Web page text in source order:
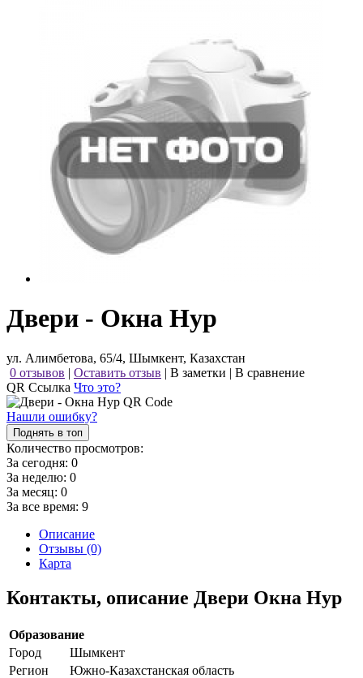
Двери - Окна Нур
ул. Алимбетова, 65/4, Шымкент, Казахстан
0 отзывов | Оставить отзыв | В заметки | В сравнение
QR Ссылка Что это?
Нашли ошибку?
Поднять в топ
Количество просмотров:
За сегодня: 0
За неделю: 0
За месяц: 0
За все время: 9
Описание
Отзывы (0)
Карта
Контакты, описание Двери Окна Нур
Образование
Город
Шымкент
Регион
Южно-Казахстанская область